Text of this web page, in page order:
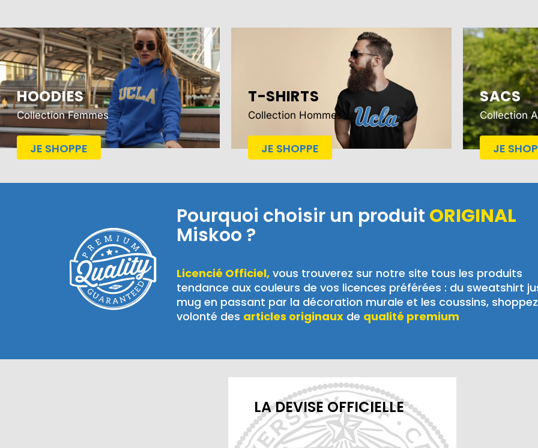
HOODIES
Collection Femmes
JE SHOPPE
T-SHIRTS
Collection Hommes
JE SHOPPE
SACS
Collection
JE
Pourquoi choisir un produit ORIGINAL
Miskoo ?
Licencié Officiel, vous trouverez sur notre site tous les produits
tendance aux couleurs de vos licences préférées : du sweatshirt
mug en passant par la décoration murale et les coussins,
volonté des articles originaux de qualité premium
LA DEVISE OFFICIELLE